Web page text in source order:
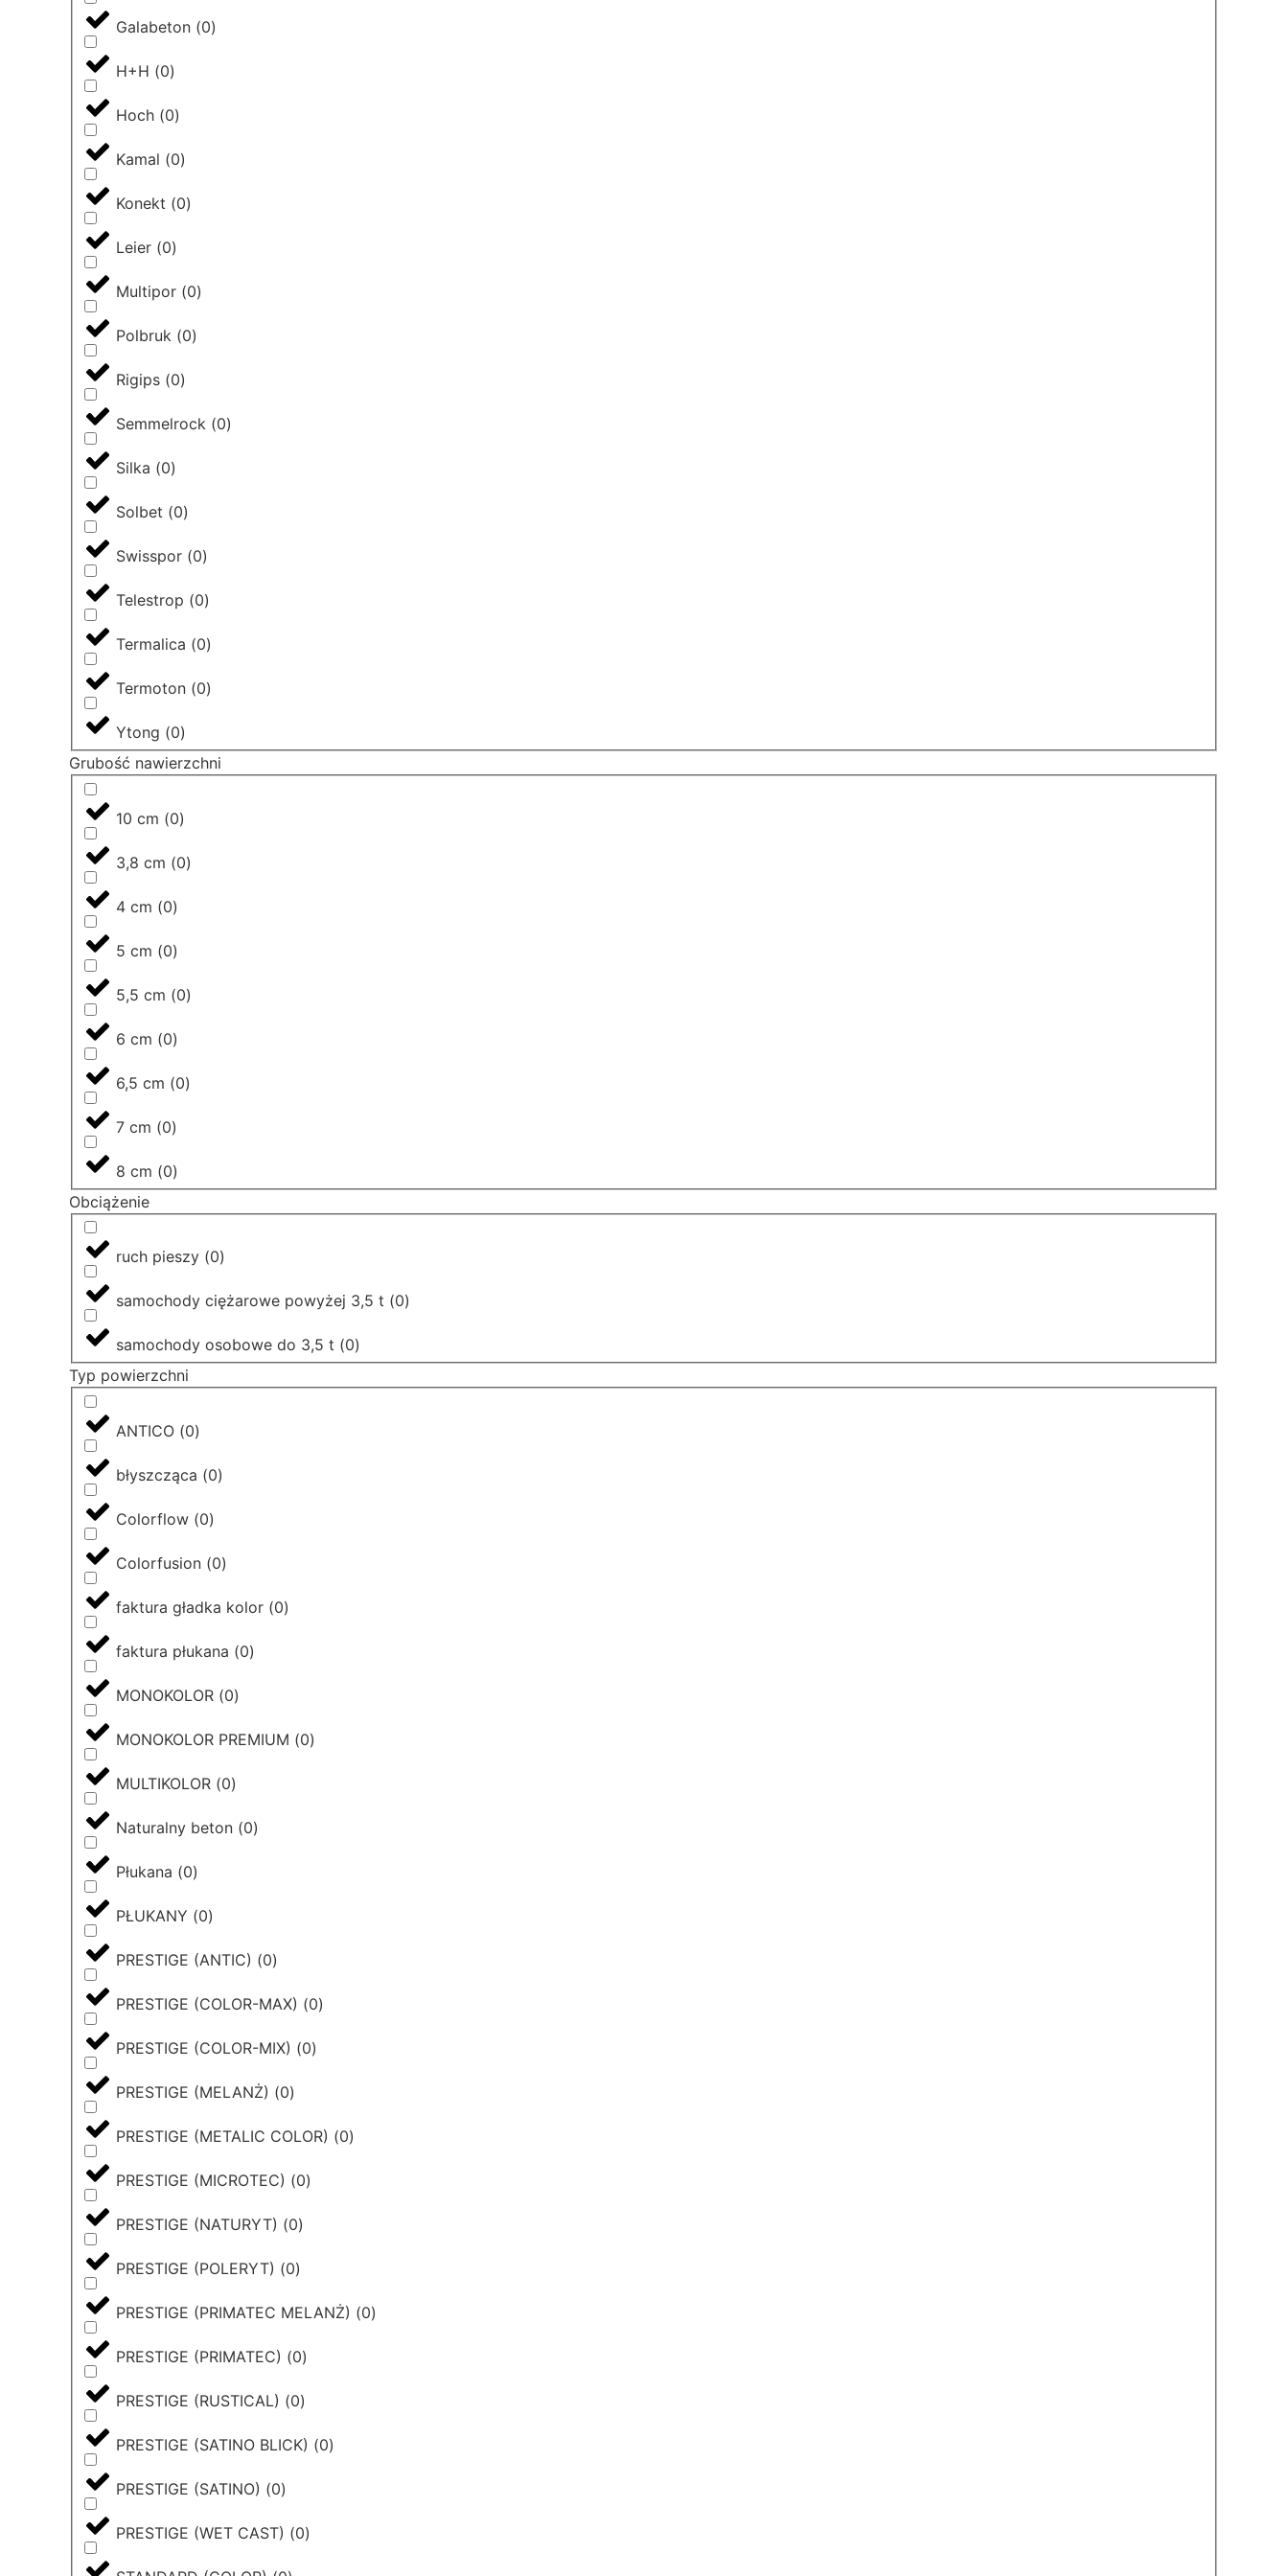
Galabeton (0)
H+H (0)
Hoch (0)
Kamal (0)
Konekt (0)
Leier (0)
Multipor (0)
Polbruk (0)
Rigips (0)
Semmelrock (0)
Silka (0)
Solbet (0)
Swisspor (0)
Telestrop (0)
Termalica (0)
Termoton (0)
Ytong (0)
Grubość nawierzchni
10 cm (0)
3,8 cm (0)
4 cm (0)
5 cm (0)
5,5 cm (0)
6 cm (0)
6,5 cm (0)
7 cm (0)
8 cm (0)
Obciążenie
ruch pieszy (0)
samochody ciężarowe powyżej 3,5 t (0)
samochody osobowe do 3,5 t (0)
Typ powierzchni
ANTICO (0)
błyszcząca (0)
Colorflow (0)
Colorfusion (0)
faktura gładka kolor (0)
faktura płukana (0)
MONOKOLOR (0)
MONOKOLOR PREMIUM (0)
MULTIKOLOR (0)
Naturalny beton (0)
Płukana (0)
PŁUKANY (0)
PRESTIGE (ANTIC) (0)
PRESTIGE (COLOR-MAX) (0)
PRESTIGE (COLOR-MIX) (0)
PRESTIGE (MELANŻ) (0)
PRESTIGE (METALIC COLOR) (0)
PRESTIGE (MICROTEC) (0)
PRESTIGE (NATURYT) (0)
PRESTIGE (POLERYT) (0)
PRESTIGE (PRIMATEC MELANŻ) (0)
PRESTIGE (PRIMATEC) (0)
PRESTIGE (RUSTICAL) (0)
PRESTIGE (SATINO BLICK) (0)
PRESTIGE (SATINO) (0)
PRESTIGE (WET CAST) (0)